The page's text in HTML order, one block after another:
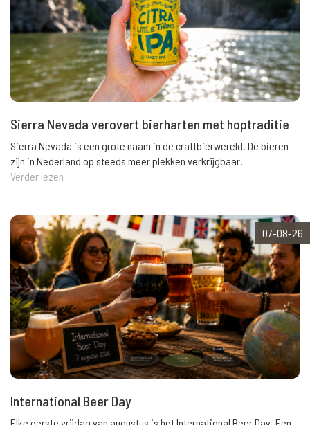
Sierra Nevada verovert bierharten met hoptraditie
Sierra Nevada is een grote naam in de craftbierwereld. De bieren
zijn in Nederland op steeds meer plekken verkrijgbaar.
Verder lezen
07-08-26
International Beer Day